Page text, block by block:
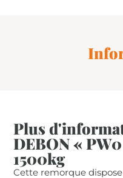
Plus
DEBON «
1500kg
Cette remorque dispose